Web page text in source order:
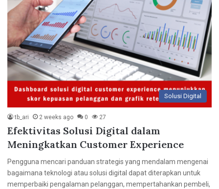
Solusi Digital
tb_ari 2 weeks ago 0 27
Efektivitas Solusi Digital dalam
Meningkatkan Customer Experience
Pengguna mencari panduan strategis yang mendalam mengenai
bagaimana teknologi atau solusi digital dapat diterapkan untuk
memperbaiki pengalaman pelanggan, mempertahankan pembeli,